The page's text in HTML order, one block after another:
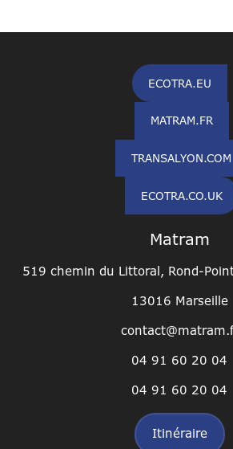
ECOTRA.EU
MATRAM.FR
TRANSALYON.COM
ECOTRA.CO.UK
Matram
519 chemin du Littoral, Rond-
13016 Marseille
04 91 60 20 04
04 91 60 20 04
Itinéraire